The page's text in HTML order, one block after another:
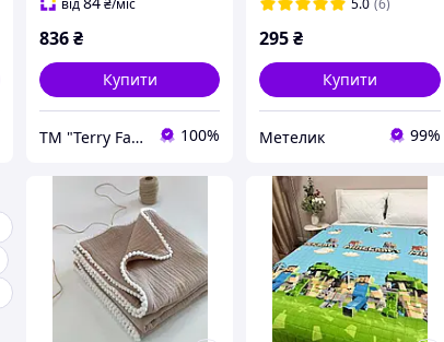
від ₴/міс
836₴
Купити
ТМ "Terry Fay" 100%
5.0 (6)
295₴
Купити
Метелик 99%